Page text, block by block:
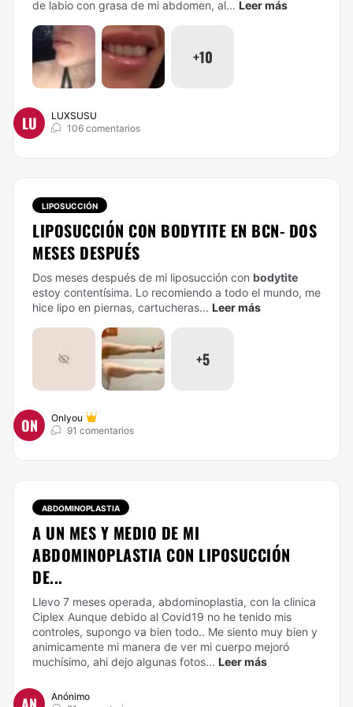
de labio con grasa de mi abdomen, al... Leer más
+10
LU
LUXSUSU
106 comentarios
LIPOSUCCIÓN
LIPOSUCCIÓN CON BODYTITE EN BCN- DOS
MESES DESPUÉS
Dos meses después de mi liposucción con bodytite
estoy contentísima. Lo recomiendo a todo el mundo, me
hice lipo en piernas, cartucheras... Leer más
+5
ON
Onlyou
91 comentarios
ABDOMINOPLASTIA
A UN MES Y MEDIO DE MI
ABDOMINOPLASTIA CON LIPOSUCCIÓN
DE...
Llevo 7 meses operada, abdominoplastia, con la clinica
Ciplex Aunque debido al Covid19 no he tenido mis
controles, supongo va bien todo.. Me siento muy bien y
animicamente mi manera de ver mi cuerpo mejoró
muchísimo, ahi dejo algunas fotos... Leer más
Anónimo